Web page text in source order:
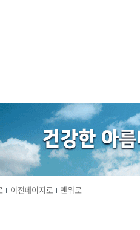
이전페이지로 맨위로